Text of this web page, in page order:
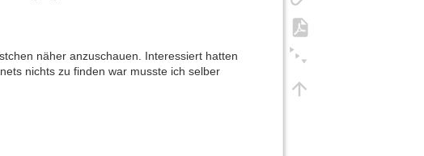
näher anzuschauen. Interessiert hatten
nichts zu finden war musste ich selber